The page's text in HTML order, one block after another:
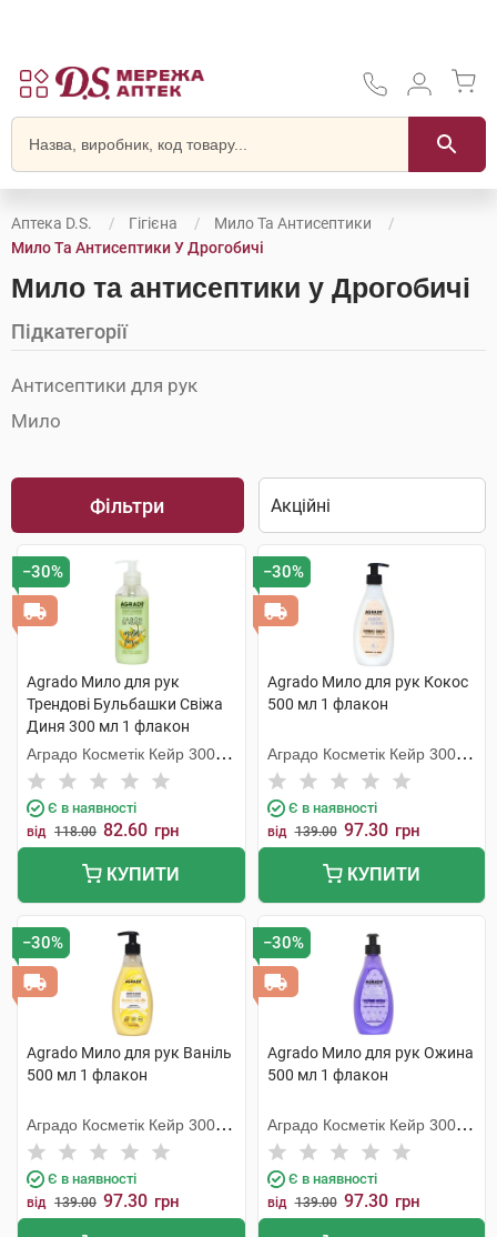
Аптека D.S. Гігієна
Мило Та Антисептики
Мило Та Антисептики У Дрогобичі
Мило та антисептики у Дрогобичі
Підкатегорії
Антисептики для рук
Мило
Фільтри
−30%
Agrado Мило для рук
Трендові Бульбашки Свіжа
Диня 300 мл 1 флакон
Аградо Косметік Кейр 3000
С.Л.У.
Є в наявності
від 118.00 82.60 грн
КУПИТИ
−30%
Agrado Мило для рук Кокос
500 мл 1 флакон
Аградо Косметік Кейр 3000
С.Л.У.
Є в наявності
від 139.00 97.30 грн
КУПИТИ
−30%
Agrado Мило для рук Ваніль
500 мл 1 флакон
Аградо Косметік Кейр 3000
С.Л.У.
Є в наявності
від 139.00 97.30 грн
−30%
Agrado Мило для рук Ожина
500 мл 1 флакон
Аградо Косметік Кейр 3000
С.Л.У.
Є в наявності
від 139.00 97.30 грн